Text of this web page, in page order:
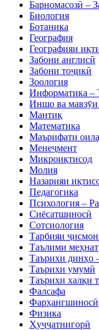
Барномасозӣ –
Биология
Ботаника
География
Географияи
Забони англисӣ
Забони тоҷикӣ
Зоология
Информатика –
Иншо ва мавзӯи
Мантиқ
Математика
Маърифати
Менеҷмент
Микроиқтисод
Молия
Назарияи
Педагогика
Психология –
Сиёсатшиносӣ
Сотсиология
Тарбияи
Таълими меҳнат
Таърихи динҳо
Таърихи умумӣ
Таърихи халқи
Фалсафа
Фарҳангшиносӣ
Физика
Ҳуҷҷатнигорӣ